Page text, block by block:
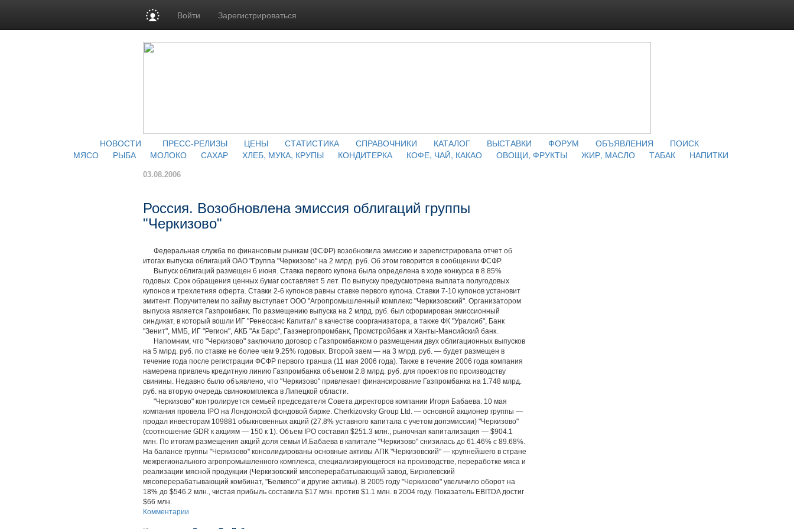
Войти Зарегистрироваться
НОВОСТИ ПРЕСС-РЕЛИЗЫ ЦЕНЫ СТАТИСТИКА СПРАВОЧНИКИ КАТАЛОГ ВЫСТАВКИ ФОРУМ ОБЪЯВЛЕНИЯ
ПОИСК
МЯСО
РЫБА МОЛОКО САХАР ХЛЕБ, МУКА, КРУПЫ КОНДИТЕРКА КОФЕ, ЧАЙ, КАКАО ОВОЩИ, ФРУКТЫ ЖИР, МАСЛО ТАБАК НАПИТКИ
03.08.2006
Россия. Возобновлена эмиссия облигаций группы
"Черкизово"
Федеральная служба по финансовым рынкам (ФСФР) возобновила эмиссию и зарегистрировала отчет об
итогах выпуска облигаций ОАО "Группа "Черкизово" на 2 млрд. руб. Об этом говорится в сообщении ФСФР.
Выпуск облигаций размещен 6 июня. Ставка первого купона была определена в ходе конкурса в 8.85%
годовых. Срок обращения ценных бумаг составляет 5 лет. По выпуску предусмотрена выплата полугодовых
купонов и трехлетняя оферта. Ставки 2-6 купонов равны ставке первого купона. Ставки 7-10 купонов установит
эмитент. Поручителем по займу выступает ООО "Агропромышленный комплекс "Черкизовский". Организатором
выпуска является Газпромбанк. По размещению выпуска на 2 млрд. руб. был сформирован эмиссионный
синдикат, в который вошли ИГ "Ренессанс Капитал" в качестве соорганизатора, а также ФК "Уралсиб", Банк
"Зенит", ММБ, ИГ "Регион", АКБ "Ак Барс", Газэнергопромбанк, Промстройбанк и Ханты-Мансийский банк.
Напомним, что "Черкизово" заключило договор с Газпромбанком о размещении двух облигационных выпусков
на 5 млрд. руб. по ставке не более чем 9.25% годовых. Второй заем — на 3 млрд. руб. — будет размещен в
течение года после регистрации ФСФР первого транша (11 мая 2006 года). Также в течение 2006 года компания
намерена привлечь кредитную линию Газпромбанка объемом 2.8 млрд. руб. для проектов по производству
свинины. Недавно было объявлено, что "Черкизово" привлекает финансирование Газпромбанка на 1.748 млрд.
руб. на вторую очередь свинокомплекса в Липецкой области.
"Черкизово" контролируется семьей председателя Совета директоров компании Игоря Бабаева. 10 мая
компания провела IPO на Лондонской фондовой бирже. Cherkizovsky Group Ltd. — основной акционер группы —
продал инвесторам 109881 обыкновенных акций (27.8% уставного капитала с учетом допэмиссии) "Черкизово"
(соотношение GDR к акциям — 150 к 1). Объем IPO составил $251.3 млн., рыночная капитализация — $904.1
млн. По итогам размещения акций доля семьи И.Бабаева в капитале "Черкизово" снизилась до 61.46% с 89.68%.
На балансе группы "Черкизово" консолидированы основные активы АПК "Черкизовский" — крупнейшего в стране
межрегионального агропромышленного комплекса, специализирующегося на производстве, переработке мяса и
реализации мясной продукции (Черкизовский мясоперерабатывающий завод, Бирюлевский
мясоперерабатывающий комбинат, "Белмясо" и другие активы). В 2005 году "Черкизово" увеличило оборот на
18% до $546.2 млн., чистая прибыль составила $17 млн. против $1.1 млн. в 2004 году. Показатель EBITDA достиг
$66 млн.
Комментарии